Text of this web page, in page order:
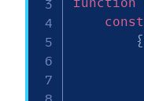
function
const
{